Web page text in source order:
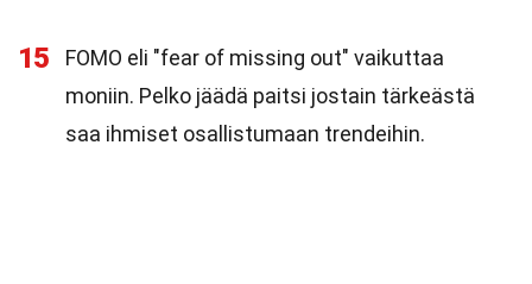
15
FOMO eli "fear of missing out" vaikuttaa
moniin. Pelko jäädä paitsi jostain tärkeästä
saa ihmiset osallistumaan trendeihin.